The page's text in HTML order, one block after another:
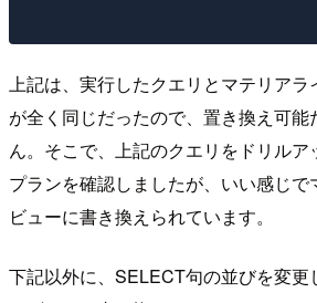
上記は、実行したクエリとマテリアラ
が全く同じだったので、置き換え可
ん。そこで、上記のクエリをドリル
プランを確認しましたが、いい感じで
ビューに書き換えられています。
下記以外に、SELECT句の並びを変更